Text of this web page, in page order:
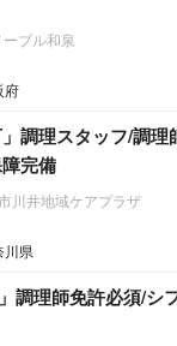
ブル和泉
府
」調理スタッフ/調
完備
川井地域ケアプラザ
川県
調理師免許必須/シ